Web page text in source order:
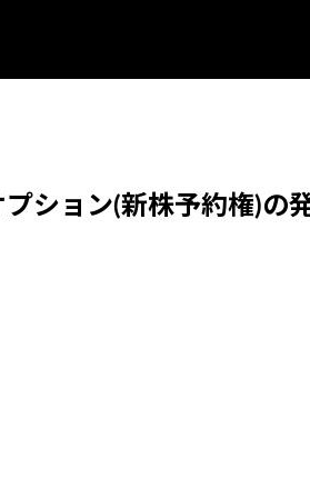
プション(新株予約権)の